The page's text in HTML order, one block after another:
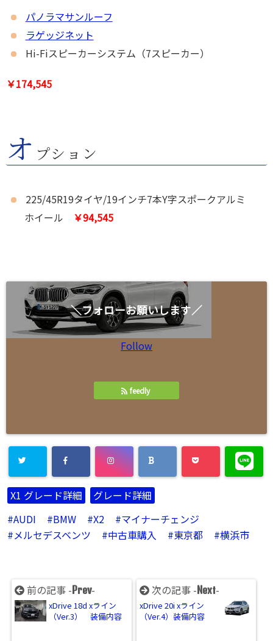
パノラマサンルーフ
ラゲッジネット
Hi-Fiスピーカーシステム（7スピーカー）
￥174,545
オ プション
225/45R19タイヤ/19インチ7本Y字スポークアルミ
ホイール
￥94,545
＼フォローお願いします／
Follow
feedly
X1 グレード詳細
グレード詳細
AUDI
BMW X2
マイナーチェンジ
メルセデスベンツ
中古車購入 東京都 横浜市
前の記事 - Prev-
xDrive 18d xライン
（Ver.3） 装備内容
次の記事 - Next-
xDrive 20i xライン
（Ver.4）装備内容